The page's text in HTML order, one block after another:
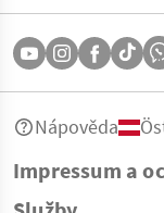
Impressum a
Nápověda